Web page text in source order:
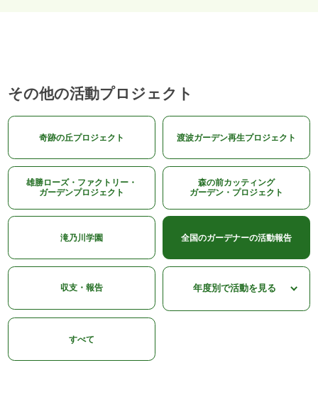
その他の活動プロジェクト
奇跡の丘プロジェクト 渡波ガーデン再生プロジェクト
雄勝ローズ・ファクトリー・
ガーデンプロジェクト
森の前カッティング
ガーデン・プロジェクト
滝乃川学園 全国のガーデナーの活動報告
収支・報告
すべて